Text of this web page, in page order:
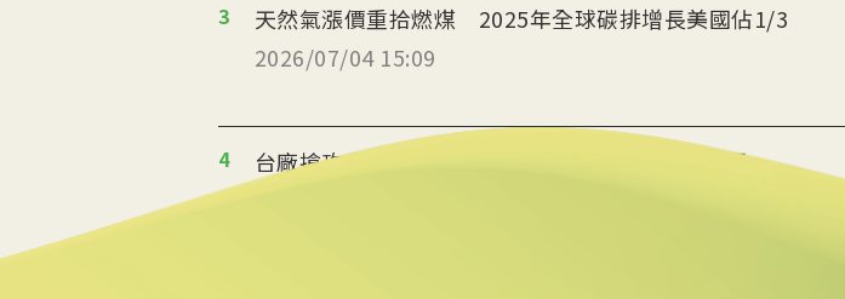
3
天然氣漲價重拾燃煤 2025年全球碳排增長美國佔1/3
2026/07/04 15:09
4
台廠搶攻泰國能源轉型商機 布局充電樁、微電網